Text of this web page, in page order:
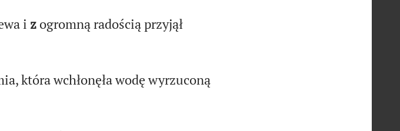
i zogromną radością przyjął
która wchłonęła wodę wyrzuconą